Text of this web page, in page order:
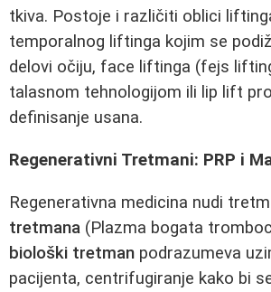
tkiva. Postoje i različiti oblici
temporalnog liftinga kojim se
delovi očiju, face liftinga (fejs
talasnom tehnologijom ili lip lift
definisanje usana.
Regenerativni Tretmani: PRP i
Regenerativna medicina nudi
tretmana (Plazma bogata
biološki tretman podrazumeva
pacijenta, centrifugiranje kako bi